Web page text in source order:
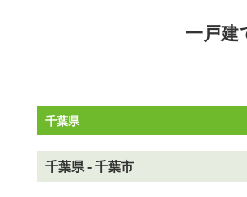
一戸建
千葉県
千葉県 - 千葉市